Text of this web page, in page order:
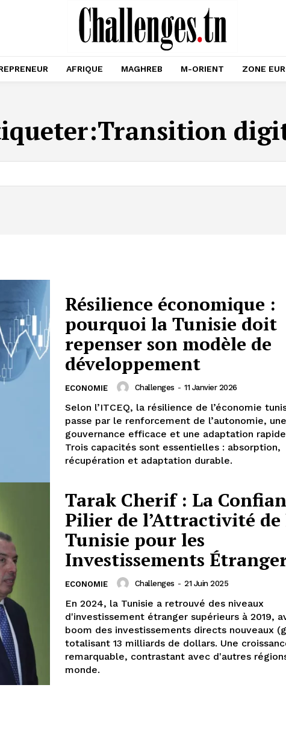
AFRIQUE MAGHREB M-ORIENT ZONE
Transition
Résilience économique :
pourquoi la Tunisie doit
repenser son modèle de
développement
ECONOMIE Challenges - 11 Janvier 2026
Selon l’ITCEQ, la résilience de l’économie
passe par le renforcement de l’autonomie, une
gouvernance efficace et une adaptation
Trois capacités sont essentielles : absorption,
récupération et adaptation durable.
Tarak Cherif : La
Pilier de l’Attractivité de
Tunisie pour les
Investissements
ECONOMIE Challenges - 21 Juin 2025
En 2024, la Tunisie a retrouvé des niveaux
d'investissement étranger supérieurs à 2019,
boom des investissements directs nouveaux
totalisant 13 milliards de dollars. Une
remarquable, contrastant avec d'autres
monde.